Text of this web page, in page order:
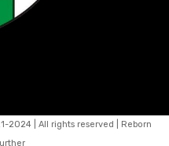
2024 | All rights reserved | Reborn